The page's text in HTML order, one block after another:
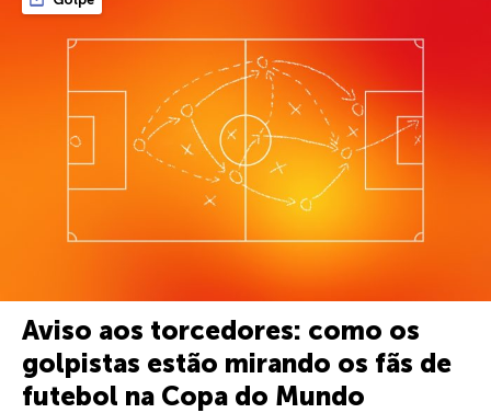
Aviso aos torcedores: como os
golpistas estão mirando os fãs de
futebol na Copa do Mundo